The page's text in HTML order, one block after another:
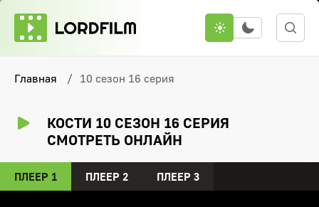
Главная 10 сезон 16 серия
КОСТИ 10 СЕЗОН 16 СЕРИЯ
СМОТРЕТЬ ОНЛАЙН
ПЛЕЕР 1 ПЛЕЕР 2 ПЛЕЕР 3